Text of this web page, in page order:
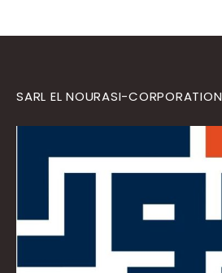
SARL EL NOURASI-CORPORATION